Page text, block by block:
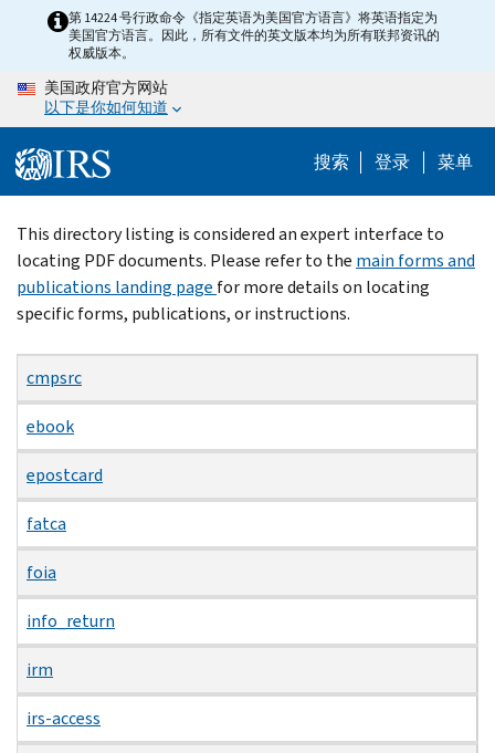
content
第 14224 号行政命令《指定英语为美国官方语言》将英语指定为
美国官方语言。因此，所有文件的英文版本均为所有联邦资讯的
权威版本。
美国政府官方网站
以下是你如何知道
搜索 登录 菜单
Beginning
of
main
content
This directory listing is considered an expert interface to
locating PDF documents. Please refer to the main forms and
publications landing page for more details on locating
specific forms, publications, or instructions.
cmpsrc
ebook
epostcard
fatca
foia
info_return
irm
irs-access